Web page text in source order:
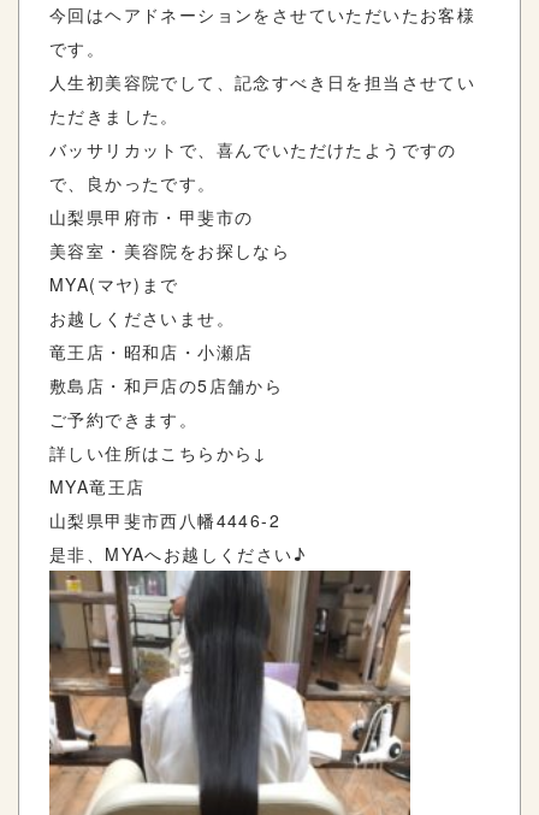
今回はヘアドネーションをさせていただいたお客様
です。
人生初美容院でして、記念すべき日を担当させてい
ただきました。
バッサリカットで、喜んでいただけたようですの
で、良かったです。
山梨県甲府市・甲斐市の
美容室・美容院をお探しなら
MYA(マヤ)まで
お越しくださいませ。
竜王店・昭和店・小瀬店
敷島店・和戸店の5店舗から
ご予約できます。
詳しい住所はこちらから↓
MYA竜王店
山梨県甲斐市西八幡4446-2
是非、MYAへお越しください♪